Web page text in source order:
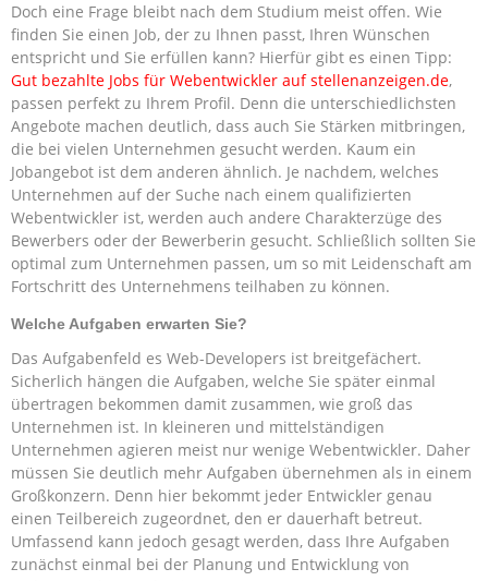
Doch eine Frage bleibt nach dem Studium meist offen. Wie
finden Sie einen Job, der zu Ihnen passt, Ihren Wünschen
entspricht und Sie erfüllen kann? Hierfür gibt es einen Tipp:
Gut bezahlte Jobs für Webentwickler auf stellenanzeigen.de,
passen perfekt zu Ihrem Profil. Denn die unterschiedlichsten
Angebote machen deutlich, dass auch Sie Stärken mitbringen,
die bei vielen Unternehmen gesucht werden. Kaum ein
Jobangebot ist dem anderen ähnlich. Je nachdem, welches
Unternehmen auf der Suche nach einem qualifizierten
Webentwickler ist, werden auch andere Charakterzüge des
Bewerbers oder der Bewerberin gesucht. Schließlich sollten Sie
optimal zum Unternehmen passen, um so mit Leidenschaft am
Fortschritt des Unternehmens teilhaben zu können.
Welche Aufgaben erwarten Sie?
Das Aufgabenfeld es Web-Developers ist breitgefächert.
Sicherlich hängen die Aufgaben, welche Sie später einmal
übertragen bekommen damit zusammen, wie groß das
Unternehmen ist. In kleineren und mittelständigen
Unternehmen agieren meist nur wenige Webentwickler. Daher
müssen Sie deutlich mehr Aufgaben übernehmen als in einem
Großkonzern. Denn hier bekommt jeder Entwickler genau
einen Teilbereich zugeordnet, den er dauerhaft betreut.
Umfassend kann jedoch gesagt werden, dass Ihre Aufgaben
zunächst einmal bei der Planung und Entwicklung von